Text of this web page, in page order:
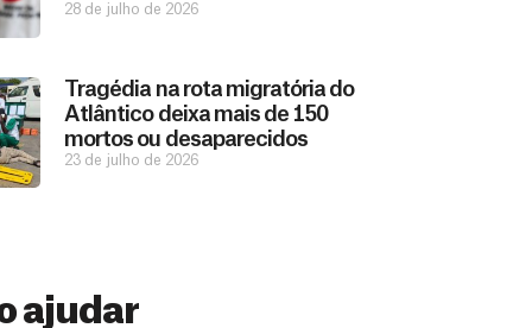
28 de julho de 2026
Tragédia na rota migratória do
Atlântico deixa mais de 150
mortos ou desaparecidos
23 de julho de 2026
ajudar